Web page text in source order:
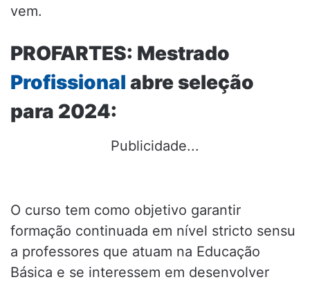
vem.
PROFARTES: Mestrado
Profissional abre seleção
para 2024:
Publicidade...
O curso tem como objetivo garantir
formação continuada em nível stricto sensu
a professores que atuam na Educação
Básica e se interessem em desenvolver